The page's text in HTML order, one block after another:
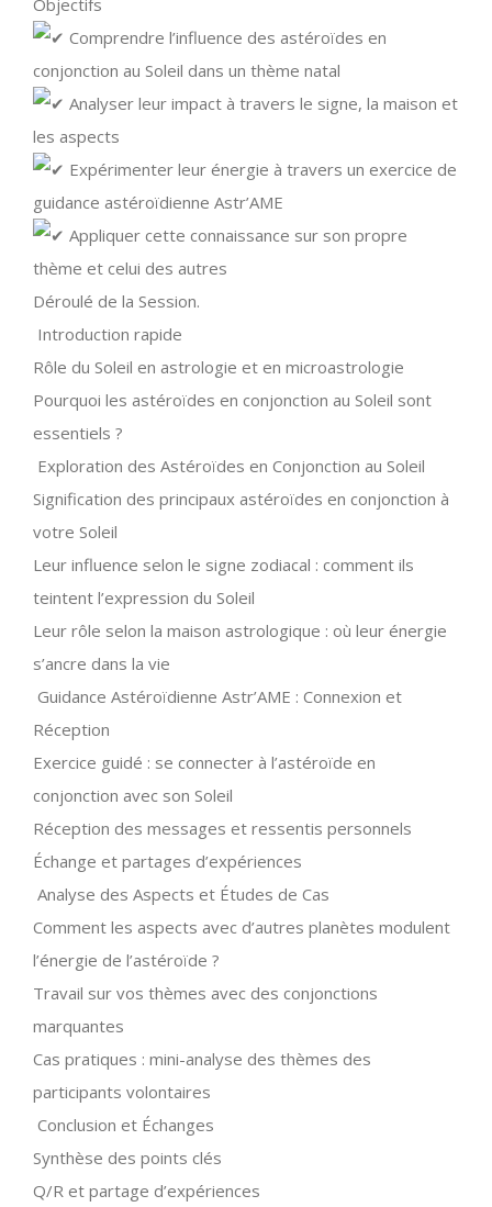
Comprendre l’influence des astéroïdes en
conjonction au Soleil dans un thème natal
Analyser leur impact à travers le signe, la maison et
les aspects
Expérimenter leur énergie à travers un exercice de
guidance astéroïdienne Astr’AME
Appliquer cette connaissance sur son propre
thème et celui des autres
Déroulé de la Session.
Introduction rapide
Rôle du Soleil en astrologie et en microastrologie
Pourquoi les astéroïdes en conjonction au Soleil sont
essentiels ?
Exploration des Astéroïdes en Conjonction au Soleil
Signification des principaux astéroïdes en conjonction à
votre Soleil
Leur influence selon le signe zodiacal : comment ils
teintent l’expression du Soleil
Leur rôle selon la maison astrologique : où leur énergie
s’ancre dans la vie
Guidance Astéroïdienne Astr’AME : Connexion et
Réception
Exercice guidé : se connecter à l’astéroïde en
conjonction avec son Soleil
Réception des messages et ressentis personnels
Échange et partages d’expériences
Analyse des Aspects et Études de Cas
Comment les aspects avec d’autres planètes modulent
l’énergie de l’astéroïde ?
Travail sur vos thèmes avec des conjonctions
marquantes
Cas pratiques : mini-analyse des thèmes des
participants volontaires
Conclusion et Échanges
Synthèse des points clés
Q/R et partage d’expériences